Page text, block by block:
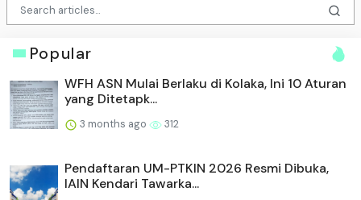
Popular
WFH ASN Mulai Berlaku di Kolaka, Ini 10 Aturan
yang Ditetapk...
3 months ago 312
Pendaftaran UM-PTKIN 2026 Resmi Dibuka,
IAIN Kendari Tawarka...